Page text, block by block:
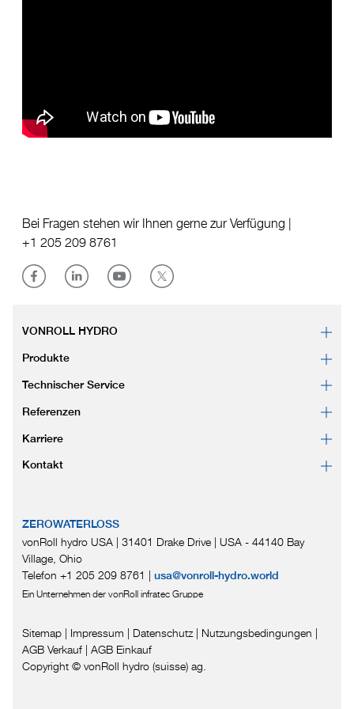
Bei Fragen stehen wir Ihnen gerne zur Verfügung |
+1 205 209 8761
VONROLL HYDRO
Produkte
Technischer Service
Referenzen
Karriere
Kontakt
ZEROWATERLOSS
vonRoll hydro USA | 31401 Drake Drive | USA - 44140 Bay
Village, Ohio
Telefon +1 205 209 8761 | usa@vonroll-hydro.world
Ein Unternehmen der vonRoll infratec Gruppe
Sitemap | Impressum | Datenschutz| Nutzungsbedingungen |
AGB Verkauf | AGB Einkauf
Copyright © vonRoll hydro (suisse) ag.